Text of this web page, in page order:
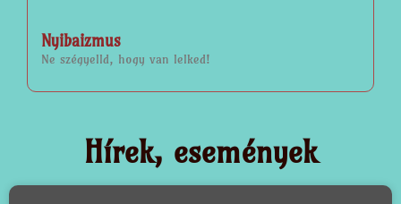
Nyibaizmus
Ne szégyelld, hogy van lelked!
Hírek, események